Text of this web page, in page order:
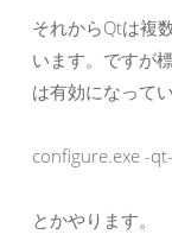
それからQtは複
います。ですが
は有効になって
configure.exe -
とかやります。